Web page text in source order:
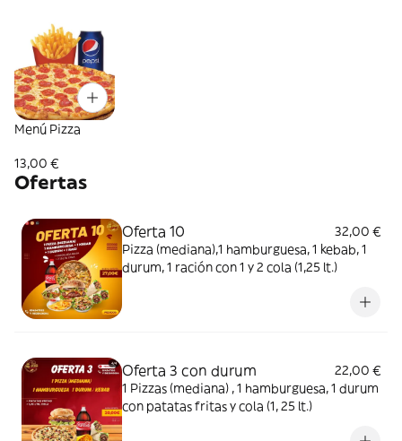
Menú Pizza
13,00 €
Ofertas
Oferta 10
32,00 €
Pizza (mediana),1 hamburguesa, 1 kebab, 1
durum, 1 ración con 1 y 2 cola (1,25 lt.)
Oferta 3 con durum
22,00 €
1 Pizzas (mediana) , 1 hamburguesa, 1 durum
con patatas fritas y cola (1, 25 lt.)